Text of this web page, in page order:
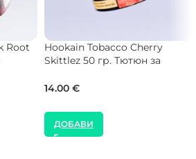
Root
Hookain Tobacco Cherry
Skittlez 50 гр. Тютюн за
14.00 €
ДОБАВИ